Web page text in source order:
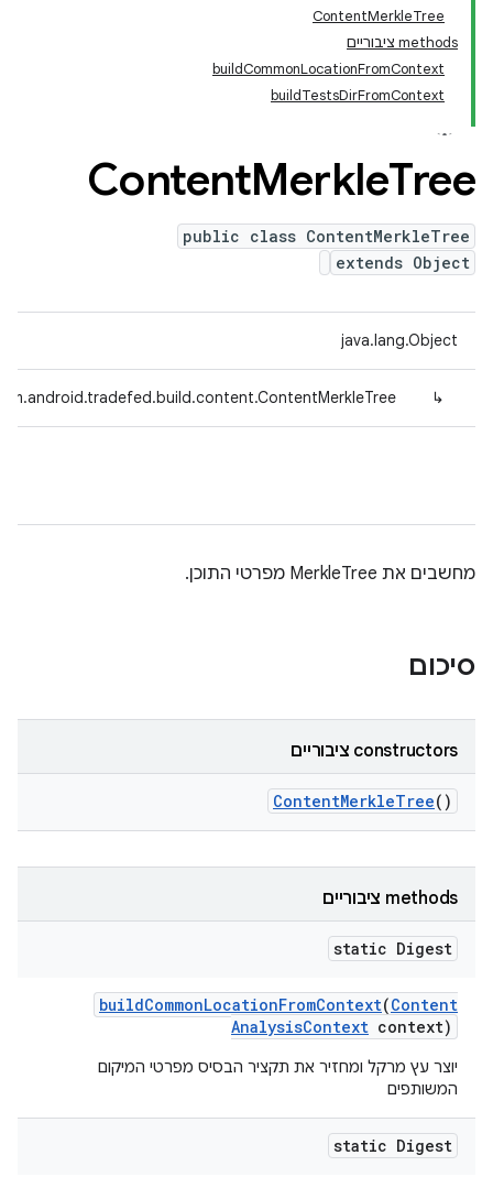
ContentMerkleTree
‫methods ציבוריים
buildCommonLocationFromContext
buildTestsDirFromContext
ContentMerkleTree
public class ContentMerkleTree
extends Object
java.lang.Object
↳
מחשבים את MerkleTree מפרטי התוכן.
סיכום
‫constructors ציבוריים
ContentMerkleTree()
‫methods ציבוריים
static Digest
buildCommonLocationFromContext(Content
AnalysisContext context)
יוצר עץ מרקל ומחזיר את תקציר הבסיס מפרטי המיקום
המשותפים
static Digest